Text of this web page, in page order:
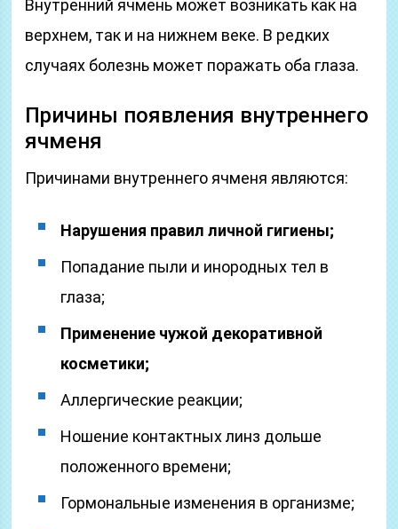
Внутренний ячмень может возникать как на
верхнем, так и на нижнем веке. В редких
случаях болезнь может поражать оба глаза.
Причины появления внутреннего
ячменя
Причинами внутреннего ячменя являются:
Нарушения правил личной гигиены;
Попадание пыли и инородных тел в
глаза;
Применение чужой декоративной
косметики;
Аллергические реакции;
Ношение контактных линз дольше
положенного времени;
Гормональные изменения в организме;